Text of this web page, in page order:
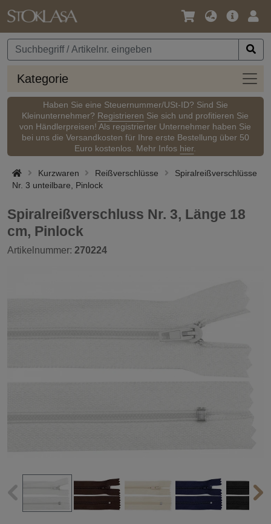
Sprache
Währung
Kategorie
Haben Sie eine Steuernummer/USt-ID? Sind Sie
Kleinunternehmer? Registrieren Sie sich und profitieren Sie
von Händlerpreisen! Als registrierter Unternehmer haben Sie
bei uns die Versandkosten für Ihre erste Bestellung über 50
Euro kostenlos. Mehr Infos hier.
Kurzwaren Reißverschlüsse
Spiralreißverschlüsse
Nr. 3 unteilbare, Pinlock
Spiralreißverschluss Nr. 3, Länge 18
cm, Pinlock
Artikelnummer: 270224